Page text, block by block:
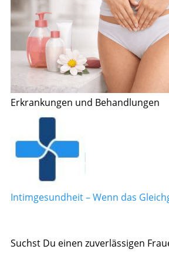
Erkrankungen und Behandlungen
Intimgesundheit – Wenn das
Suchst Du einen zuverlässigen